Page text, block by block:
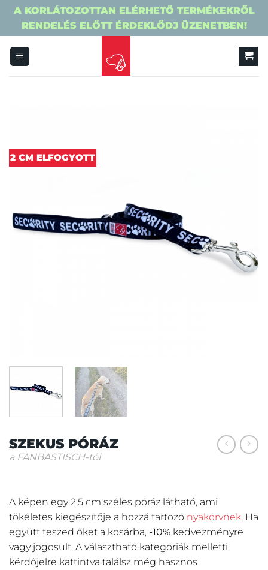
A KORLÁTOZOTTAN ELÉRHETŐ TERMÉKEKRŐL
RENDELÉS ELŐTT ÉRDEKLŐDJ ÜZENETBEN!
2 CM ELFOGYOTT
SZEKUS PÓRÁZ
a FANBASTISCH-tól
A képen egy 2,5 cm széles póráz látható, ami
tökéletes kiegészítője a hozzá tartozó nyakörvnek. Ha
együtt teszed őket a kosárba, -10% kedvezményre
vagy jogosult. A választható kategóriák melletti
kérdőjelre kattintva találsz még hasznos